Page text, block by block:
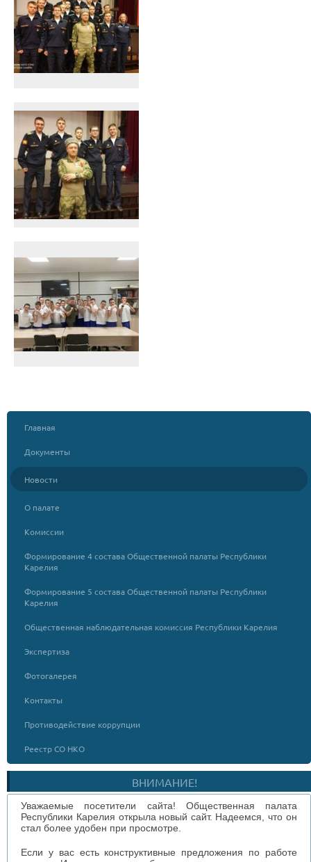
Главная
Документы
Новости
О палате
Комиссии
Формирование 4 состава Общественной палаты Республики
Карелия
Формирование 5 состава Общественной палаты Республики
Карелия
Общественная наблюдательная комиссия Республики Карелия
Экспертиза
Фотогалерея
Контакты
Противодействие коррупции
Реестр СО НКО
ВНИМАНИЕ!
Уважаемые посетители сайта! Общественная палата
Республики Карелия открыла новый сайт. Надеемся, что он
стал более удобен при просмотре.
Если у вас есть конструктивные предложения по работе